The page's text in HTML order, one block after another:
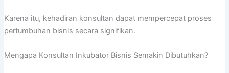
Karena itu, kehadiran konsultan dapat mempercepat proses
pertumbuhan bisnis secara signifikan.
Mengapa Konsultan Inkubator Bisnis Semakin Dibutuhkan?